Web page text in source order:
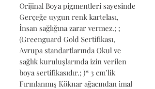
Orijinal Boya pigmentleri sayesinde
Gerçeğe uygun renk kartelası,
İnsan sağlığına zarar vermez.; ;
(Greenguard Gold Sertifikası,
Avrupa standartlarında Okul ve
sağlık kuruluşlarında izin verilen
boya sertifikasıdır.; )* 3 cm’lik
Fırınlanmış Köknar ağacından imal